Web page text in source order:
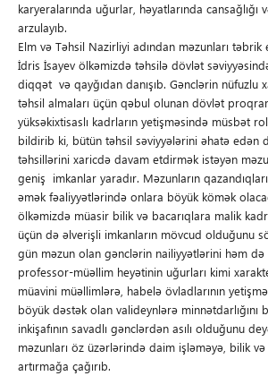
karyeralarında uğurlar, həyatlarında cansağlığı
arzulayıb.
Elm və Təhsil Nazirliyi adından məzunları
İdris İsayev ölkəmizdə təhsilə dövlət
diqqət və qayğıdan danışıb. Gənclərin nüfuzlu
təhsil almaları üçün qəbul olunan dövlət
yüksəkixtisaslı kadrların yetişməsində müsbət
bildirib ki, bütün təhsil səviyyələrini əhatə edən
təhsillərini xaricdə davam etdirmək istəyən
geniş imkanlar yaradır. Məzunların
əmək fəaliyyətlərində onlara böyük kömək
ölkəmizdə müasir bilik və bacarıqlara malik
üçün də əlverişli imkanların mövcud olduğunu
gün məzun olan gənclərin nailiyyətlərini həm
professor-müəllim heyətinin uğurları kimi
müavini müəllimlərə, habelə övladlarının
böyük dəstək olan valideynlərə minnətdarlığını
inkişafının savadlı gənclərdən asılı olduğunu
məzunları öz üzərlərində daim işləməyə, bilik və
artırmağa çağırıb.